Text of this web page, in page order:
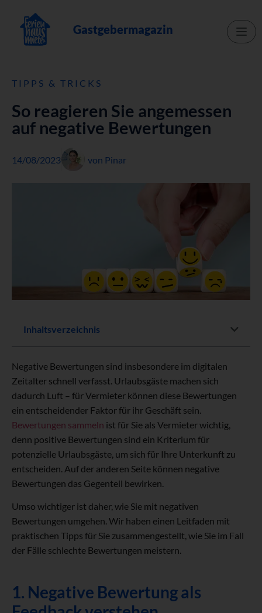
Gastgebermagazin
TIPPS & TRICKS
So reagieren Sie angemessen
auf negative Bewertungen
14/08/2023 von Pinar
Inhaltsverzeichnis
Negative Bewertungen sind insbesondere im digitalen
Zeitalter schnell verfasst. Urlaubsgäste machen sich
dadurch Luft – für Vermieter können diese Bewertungen
ein entscheidender Faktor für ihr Geschäft sein.
Bewertungen sammeln ist für Sie als Vermieter wichtig,
denn positive Bewertungen sind ein Kriterium für
potenzielle Urlaubsgäste, um sich für Ihre Unterkunft zu
entscheiden. Auf der anderen Seite können negative
Bewertungen das Gegenteil bewirken.
Umso wichtiger ist daher, wie Sie mit negativen
Bewertungen umgehen. Wir haben einen Leitfaden mit
praktischen Tipps für Sie zusammengestellt, wie Sie im Fall
der Fälle schlechte Bewertungen meistern.
1. Negative Bewertung als